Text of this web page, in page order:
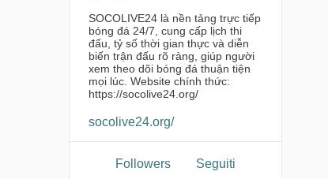
Segnala un problema
SOCOLIVE24 là nền tảng trực tiếp
bóng đá 24/7, cung cấp lịch thi
đấu, tỷ số thời gian thực và diễn
biến trận đấu rõ ràng, giúp người
xem theo dõi bóng đá thuận tiện
mọi lúc. Website chính thức:
https://socolive24.org/
socolive24.org/
Followers Seguiti